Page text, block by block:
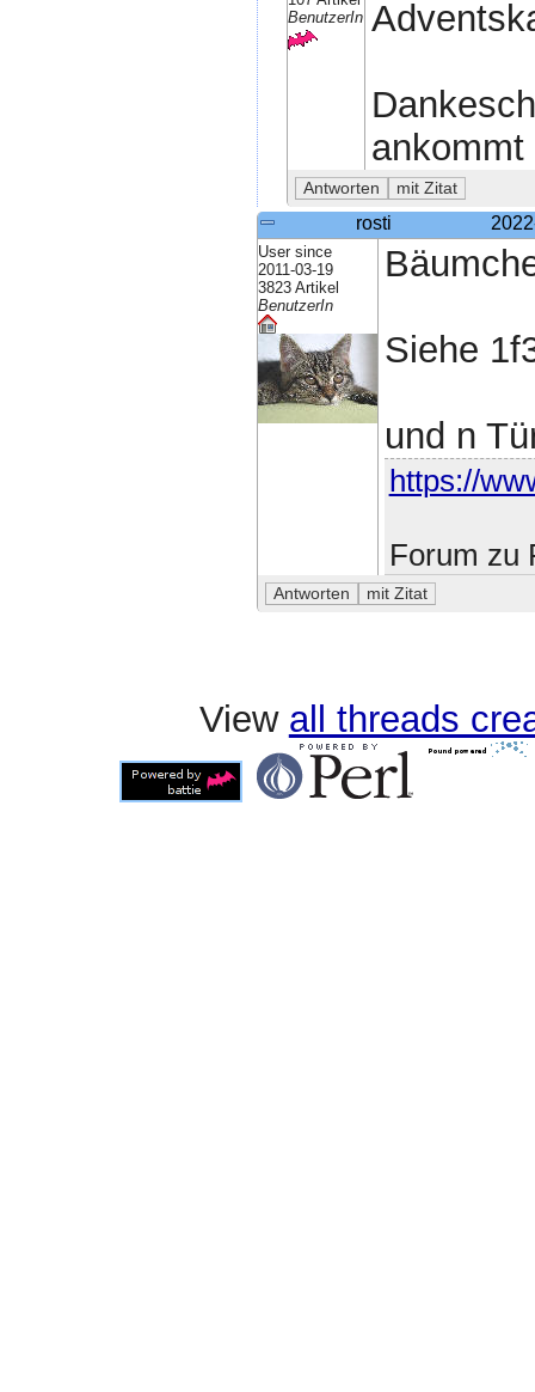
BenutzerIn
ankommt
rosti
User since
2011-03-19
3823 Artikel
BenutzerIn
Siehe
und n
https://
Forum zu
View all threads